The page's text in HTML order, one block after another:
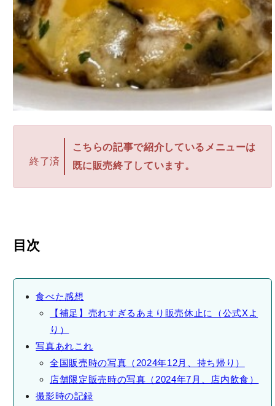
終了済
こちらの記事で紹介しているメニューは
既に販売終了しています。
目次
食べた感想
【補足】売れすぎるあまり販売休止に（公式Xよ
り）
写真あれこれ
全国販売時の写真（2024年12月、持ち帰り）
店舗限定販売時の写真（2024年7月、店内飲食）
撮影時の記録